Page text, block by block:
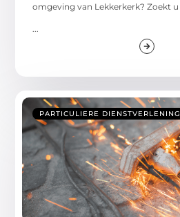
omgeving van Lekkerkerk? Zoekt u
...
PARTICULIERE DIENSTVERLENING